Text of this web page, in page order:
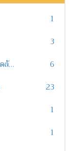
1
3
ทรัพยากรธรรมชาติ โลก และสิ่งแวดล้อม
6
23
1
1